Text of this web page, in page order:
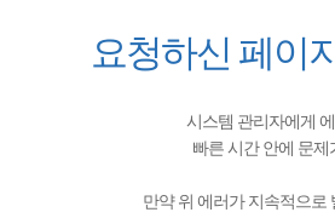
요청하신 페이
시스템 관리자에게
빠른 시간 안에 문
만약 위 에러가 지속적으로